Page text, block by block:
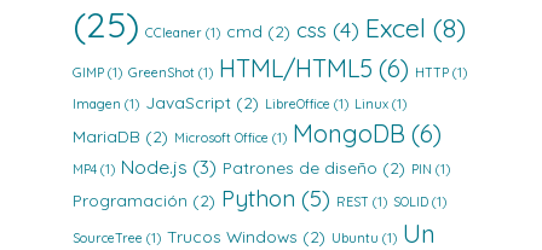
(25) CCleaner (1) cmd (2) css (4) Excel (8)
GIMP (1) GreenShot (1) HTML/HTML5 (6) HTTP (1)
Imagen (1) JavaScript (2) LibreOffice (1) Linux (1)
MariaDB (2) Microsoft Office (1) MongoDB (6)
MP4 (1) Node.js (3) Patrones de diseño (2) PIN (1)
Programación (2) Python (5) REST (1) SOLID (1)
SourceTree (1) Trucos Windows (2) Ubuntu (1) Un